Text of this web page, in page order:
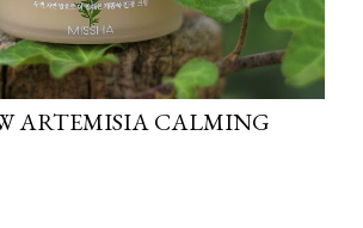
ARTEMISIA CALMING